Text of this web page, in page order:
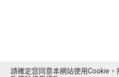
請確定您同意本網站使用Cookie，